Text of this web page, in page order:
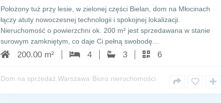
Położony tuż przy lesie, w zielonej części Bielan, dom na Młocinach
łączy atuty nowoczesnej technologii i spokojnej lokalizacji.
Nieruchomość o powierzchni ok. 200 m² jest sprzedawana w stanie
surowym zamkniętym, co daje Ci pełną swobodę…
200.00 m² 4 3 6
Dom na sprzedaż Warszawa Biuro nieruchomości